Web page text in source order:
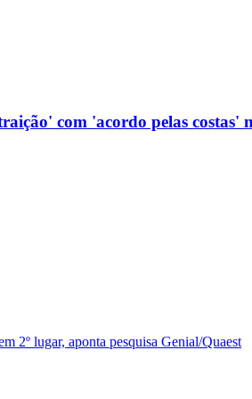
com 'acordo pelas costas'
2º lugar, aponta pesquisa Genial/Quaest